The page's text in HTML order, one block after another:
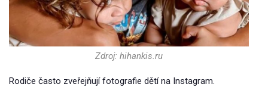
Zdroj: hihankis.ru
Rodiče často zveřejňují fotografie dětí na Instagram.